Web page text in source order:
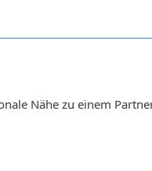
Nähe zu einem